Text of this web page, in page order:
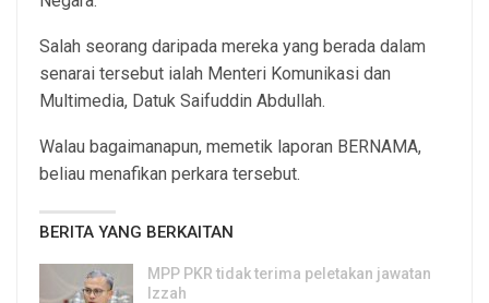
Salah seorang daripada mereka yang berada dalam
senarai tersebut ialah Menteri Komunikasi dan
Multimedia, Datuk Saifuddin Abdullah.
Walau bagaimanapun, memetik laporan BERNAMA,
beliau menafikan perkara tersebut.
BERITA YANG BERKAITAN
MPP PKR tidak terima peletakan jawatan
Izzah